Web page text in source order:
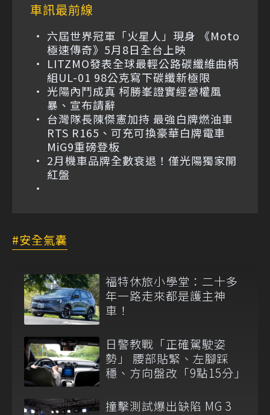
車訊最前線
六屆世界冠軍「火星人」現身 《Moto
極速傳奇》5月8日全台上映
LITZMO發表全球最輕公路碳纖維曲柄
組UL-01 98公克寫下碳纖新極限
光陽內鬥成真 柯勝峯證實經營權風
暴、宣布請辭
台灣隊長陳傑憲加持 最強白牌燃油車
RTS R165、可充可換豪華白牌電車
MiG9重磅登板
2月機車品牌全數衰退！僅光陽獨家開
紅盤
安全氣囊
福特休旅小學堂：二十多
年一路走來都是護主神
車！
日警教戰「正確駕駛姿
勢」 腰部貼緊、左腳踩
穩、方向盤改「9點15分」
撞擊測試爆出缺陷 MG 3